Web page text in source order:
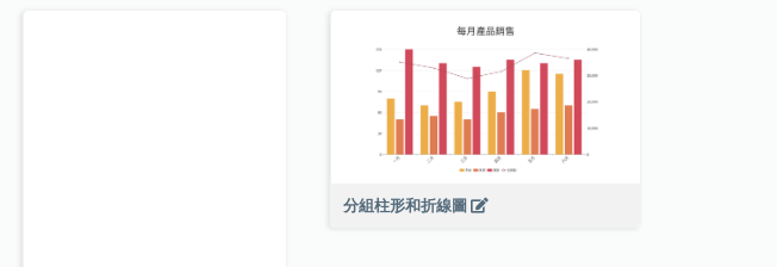
分組柱形和折線圖